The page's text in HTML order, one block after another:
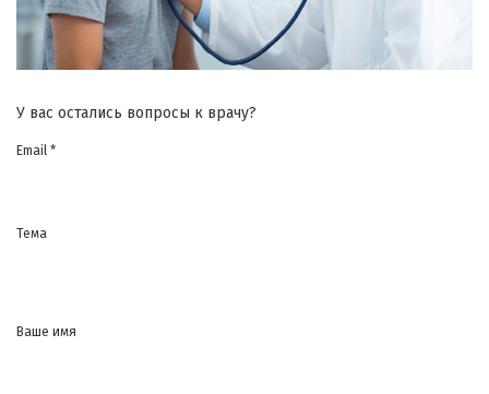
У вас остались вопросы к врачу?
Email *
Тема
Ваше имя